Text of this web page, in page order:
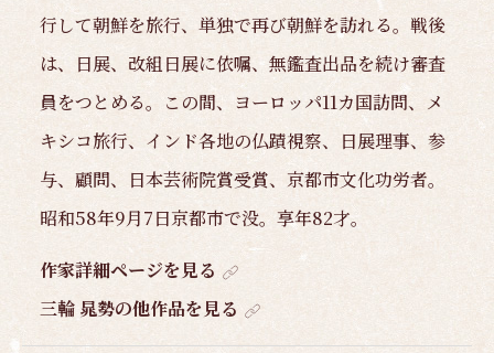
行して朝鮮を旅行、単独で再び朝鮮を訪れる。戦後
は、日展、改組日展に依嘱、無鑑査出品を続け審査
員をつとめる。この間、ヨーロッパ11カ国訪問、メ
キシコ旅行、インド各地の仏蹟視察、日展理事、参
与、顧問、日本芸術院賞受賞、京都市文化功労者。
昭和58年9月7日京都市で没。享年82才。
作家詳細ページを見る
三輪 晁勢の他作品を見る